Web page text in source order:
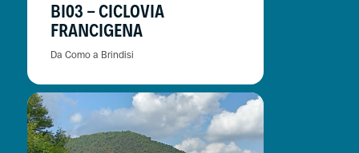
BI03 - CICLOVIA
FRANCIGENA
Da Como a Brindisi